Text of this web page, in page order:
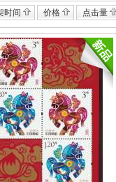
时间 价格 点击量